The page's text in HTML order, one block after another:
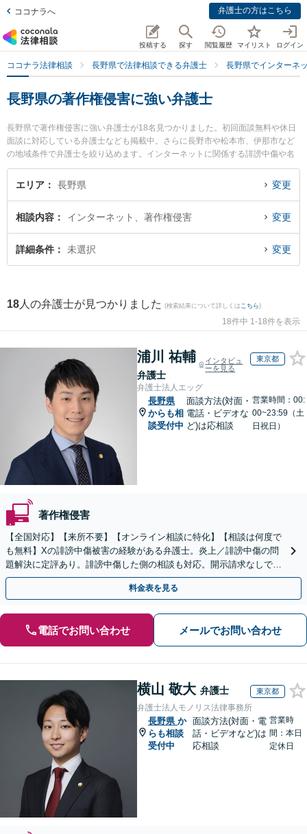
ココナラへ 弁護士の方はこちら
投稿する 探す 閲覧履歴 マイリスト ログイン
ココナラ法律相談 長野県で法律相談できる弁護士 長野県でインターネ
長野県の著作権侵害に強い弁護士
長野県で著作権侵害に強い弁護士が18名見つかりました。初回面談無料や休日
面談に対応している弁護士なども掲載中。さらに長野市や松本市、伊那市など
の地域条件で弁護士を絞り込めます。インターネットに関係する誹謗中傷や名
誉毀損、個人特定等の細かな分野での絞り込み検索もでき便利です。特に弁護
士法人一新総合法律事務所 長野事務所の渡辺 伸樹弁護士やおさだ法律事務所の
発生した著作権侵害のトラブルを今すぐに弁護士に相談したい』『著作権侵害
のトラブル解決の実績豊富な近くの弁護士を検索したい』『初回相談無料で著
作権侵害を法律相談できる長野県内の弁護士に相談予約したい』などでお困り
エリア 長野県 変更
相談内容 インターネット、著作権侵害 変更
詳細条件 未選択 変更
18 人の弁護士が見つかりました (検索結果について詳しくは こちら)
18件中 1-18件を表示
浦川 祐輔
弁護士
インタビュ
ーを見る
東京都
弁護士法人エッグ
長野県
からも相
談受付中
面談方法(対面・
電話・ビデオな
ど)は応相談
営業時間：00:
00~23:59（土
日祝日）
著作権侵害
【全国対応】【来所不要】【オンライン相談に特化】【相談は何度で
も無料】Xの誹謗中傷被害の経験がある弁護士。炎上／誹謗中傷の問
題解決に定評あり。誹謗中傷した側の相談も対応。開示請求なしで本
人の特定ができる場合もあり。
料金表を見る
電話でお問い合わせ メールでお問い合わせ
横山 敬大 弁護士 東京都
弁護士法人モノリス法律事務所
長野県 か
らも相談
受付中
面談方法(対面・電
話・ビデオなど)は
応相談
営業時
間：本日
定休日